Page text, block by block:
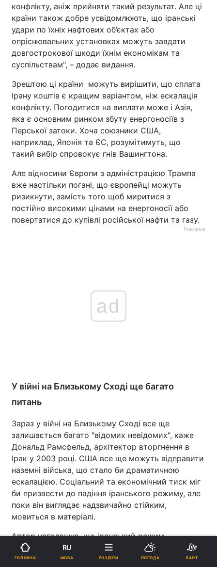
конфлікту, аніж прийняти такий результат. Але ці
країни також добре усвідомлюють, що іранські
удари по їхніх нафтових об’єктах або
опріснювальних установках можуть завдати
довгострокової шкоди їхнім економікам та
суспільствам", – додає видання.
Зрештою ці країни можуть вирішити, що сплата
Ірану коштів є кращим варіантом, ніж ескалація
конфлікту. Погодитися на виплати може і Азія,
яка є основним ринком збуту енергоносіїв з
Перської затоки. Хоча союзники США,
наприклад, Японія та ЄС, розумітимуть, що
такий вибір спровокує гнів Вашингтона.
Але відносини Європи з адміністрацією Трампа
вже настільки погані, що європейці можуть
ризикнути, замість того щоб миритися з
постійно високими цінами на енергоносії або
повертатися до купівлі російської нафти та газу.
Реклама
ad
У війні на Близькому Сході ще багато
питань
Зараз у війні на Близькому Сході все ще
залишається багато "відомих невідомих", каже
Дональд Рамсфельд, архітектор вторгнення в
Ірак у 2003 році. США все ще можуть відправити
наземні війська, що стало би драматичною
ескалацією. Соціальний та економічний тиск міг
би призвести до падіння іранського режиму, але
поки він виглядає надзвичайно стійким,
мовиться в матеріалі.
Автор наголошує, що іранський режим
підтримував насильницькі ісламістські
угруповання по всьому Близькому Сходу, зіграв
ГОЛОВНА
RU
МОВА РОЗДІЛИ ПОГОДА ЛАЙТ